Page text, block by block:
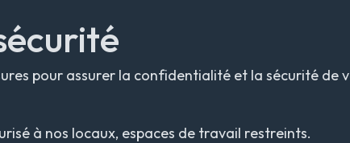
pour assurer la confidentialité et la sécurité de
à nos locaux, espaces de travail restreints.